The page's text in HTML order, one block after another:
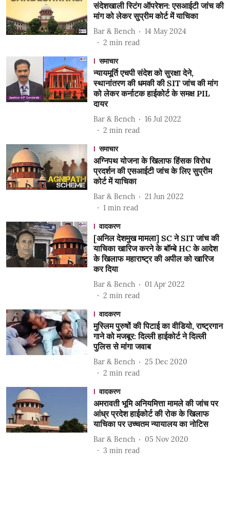
संदेशखाली स्टिंग ऑपरेशन: एसआईटी जांच की
मांग को लेकर सुप्रीम कोर्ट में याचिका
Bar & Bench
14 May 2024
2 min read
समाचार
न्यायमूर्ति एचपी संदेश को सुरक्षा देने,
स्थानांतरण की धमकी की SIT जांच की मांग
को लेकर कर्नाटक हाईकोर्ट के समक्ष PIL
दायर
Bar & Bench
16 Jul 2022
2 min read
समाचार
अग्निपथ योजना के खिलाफ हिंसक विरोध
प्रदर्शन की एसआईटी जांच के लिए सुप्रीम
कोर्ट में याचिका
Bar & Bench
21 Jun 2022
1 min read
वादकरण
[अनिल देशमुख मामला] SC ने SIT जांच की
याचिका खारिज करने के बॉम्बे HC के आदेश
के खिलाफ महाराष्ट्र की अपील को खारिज
कर दिया
Bar & Bench
01 Apr 2022
2 min read
वादकरण
मुस्लिम पुरुषों की पिटाई का वीडियो, राष्ट्रगान
गाने को मजबूर: दिल्ली हाईकोर्ट ने दिल्ली
पुलिस से मांगा जवाब
Bar & Bench
25 Dec 2020
2 min read
वादकरण
अमरावती भूमि अनियमित्ता मामले की जांच पर
आंध्र प्रदेश हाईकोर्ट की रोक के खिलाफ
याचिका पर उच्चतम न्यायालय का नोटिस
Bar & Bench
05 Nov 2020
3 min read